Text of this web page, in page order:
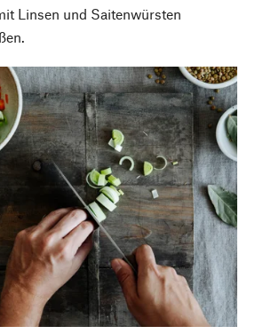
Linsen und Saitenwürsten